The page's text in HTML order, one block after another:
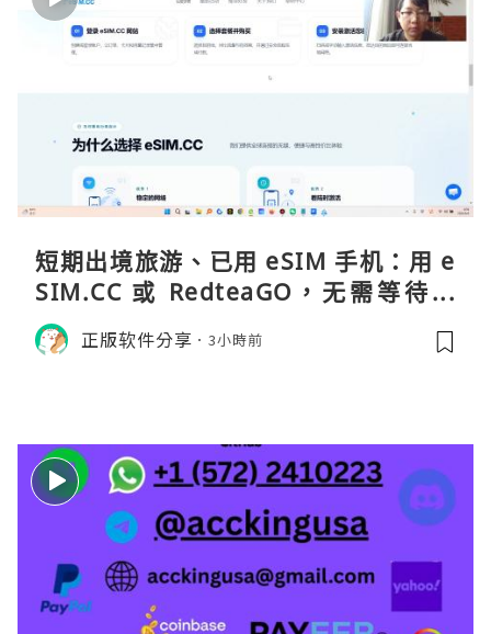
短期出境旅游、已用 eSIM 手机：用 e
SIM.CC 或 RedteaGO，无需等待收
货。需要“当地号码 + 通话短信”（如
打车、外卖、客户联络）：优先 Redt
正版软件分享 3小時前